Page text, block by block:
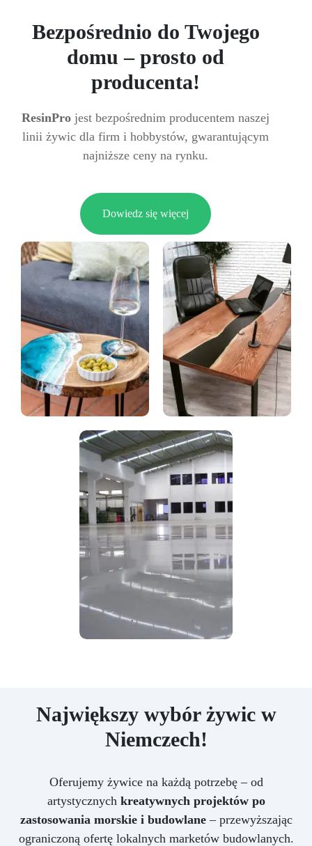
Bezpośrednio do Twojego
domu – prosto od
producenta!
ResinPro jest bezpośrednim producentem naszej
linii żywic dla firm i hobbystów, gwarantującym
najniższe ceny na rynku.
Dowiedz się więcej
Największy wybór żywic w
Niemczech!
Oferujemy żywice na każdą potrzebę – od
artystycznych kreatywnych projektów po
zastosowania morskie i budowlane– przewyższając
ograniczoną ofertę lokalnych marketów budowlanych.